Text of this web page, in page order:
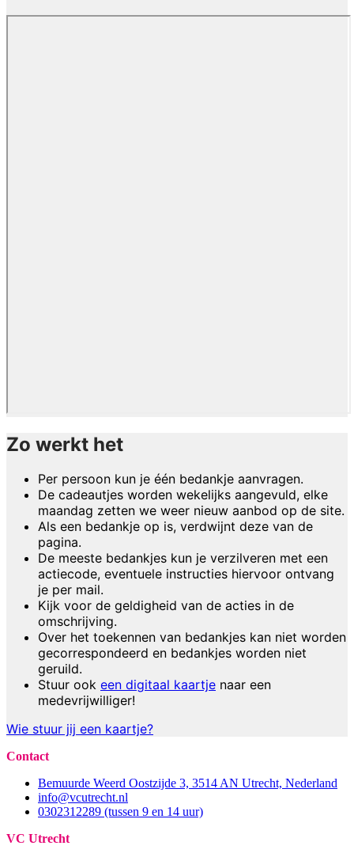
Zo werkt het
Per persoon kun je één bedankje aanvragen.
De cadeautjes worden wekelijks aangevuld, elke
maandag zetten we weer nieuw aanbod op de site.
Als een bedankje op is, verdwijnt deze van de
pagina.
De meeste bedankjes kun je verzilveren met een
actiecode, eventuele instructies hiervoor ontvang
je per mail.
Kijk voor de geldigheid van de acties in de
omschrijving.
Over het toekennen van bedankjes kan niet worden
gecorrespondeerd en bedankjes worden niet
geruild.
Stuur ook een digitaal kaartje naar een
medevrijwilliger!
Wie stuur jij een kaartje?
Contact
Bemuurde Weerd Oostzijde 3, 3514 AN Utrecht, Nederland
info@vcutrecht.nl
0302312289 (tussen 9 en 14 uur)
VC Utrecht